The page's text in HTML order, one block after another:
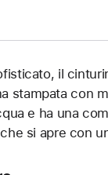
il
stampata con
e ha una
si apre con